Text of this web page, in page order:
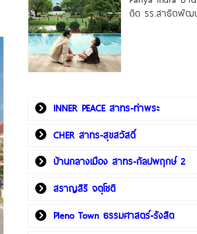
ดิด รร.สาธิตพัฒน
INNER PEACE สาทร-ท่าพระ
CHER สาทร-สุขสวัสดิ์
บ้านกลางเมือง สาทร-กัลปพฤกษ์ 2
สราญสิริ จตุโชติ
Pleno Town ธรรมศาสตร์-รังสิต